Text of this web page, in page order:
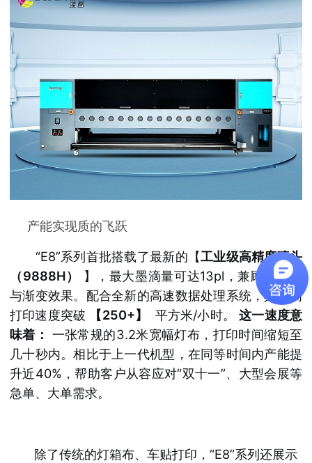
产能实现质的飞跃
“E8”系列首批搭载了最新的【工业级高精度喷头
（9888H）
】，最大墨滴量可达13pl，兼顾了实地
与渐变效果。配合全新的高速数据处理系统，其最高
打印速度突破
【250+】 平方米/小时。
这一速度意
味着： 一张常规的3.2米宽幅灯布，打印时间缩短至
几十秒内。相比于上一代机型，在同等时间内产能提
升近40%，帮助客户从容应对“双十一”、大型会展等
急单、大单需求。
除了传统的灯箱布、车贴打印，“E8”系列还展示